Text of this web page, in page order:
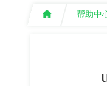
帮助中